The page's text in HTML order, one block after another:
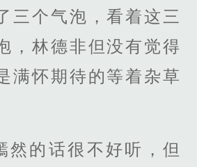
三个气泡，看着这三
，林德非但没有觉得
满怀期待的等着杂草
然的话很不好听，但